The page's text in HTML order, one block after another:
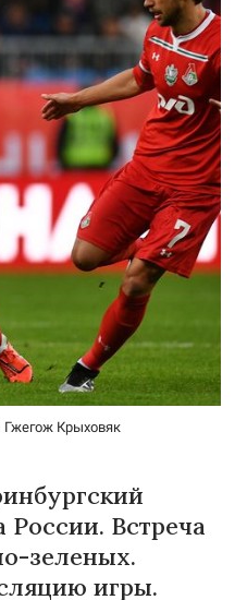
Гжегож Крыховяк
Встреча
зеленых.
игры.